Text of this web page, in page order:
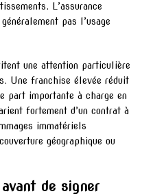
L’assurance
pas l’usage
une attention particulière
Une franchise élevée réduit
part importante à charge en
fortement d’un contrat à
immatériels
géographique ou
de signer